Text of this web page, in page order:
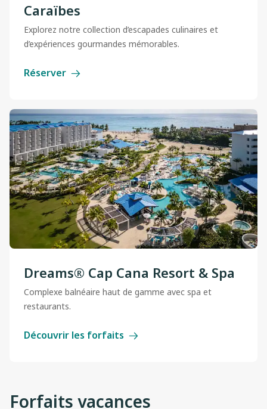
Caraïbes
Explorez notre collection d’escapades culinaires et
d’expériences gourmandes mémorables.
Réserver
Dreams® Cap Cana Resort & Spa
Complexe balnéaire haut de gamme avec spa et
restaurants.
Découvrir les forfaits
Forfaits vacances